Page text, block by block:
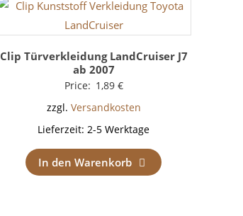
Clip Türverkleidung LandCruiser J7
ab 2007
Price: 1,89 €
zzgl. Versandkosten
Lieferzeit:2-5 Werktage
In den Warenkorb